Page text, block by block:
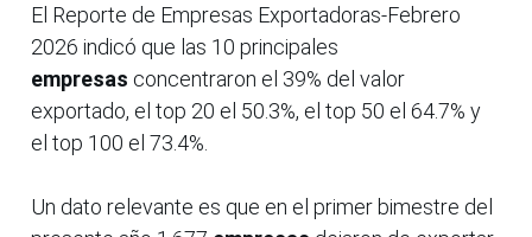
El Reporte de Empresas Exportadoras-Febrero
2026 indicó que las 10 principales
empresas concentraron el 39% del valor
exportado, el top 20 el 50.3%, el top 50 el 64.7% y
el top 100 el 73.4%.
Un dato relevante es que en el primer bimestre del